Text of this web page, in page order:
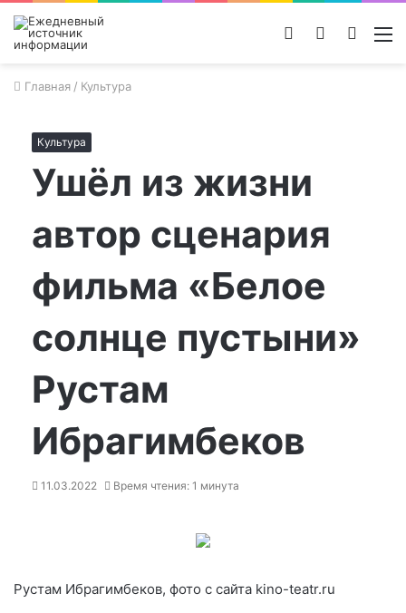
Поиск
Switch
Войти
Главная / Культура
Культура
Ушёл из жизни
автор сценария
фильма «Белое
солнце пустыни»
Рустам
Ибрагимбеков
11.03.2022 Время чтения: 1 минута
Рустам Ибрагимбеков, фото с сайта kino-teatr.ru